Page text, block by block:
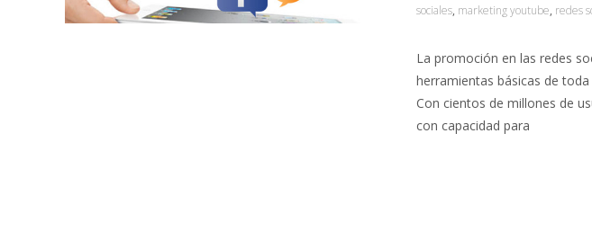
sociales, marketing youtube, redes
La promoción en las redes
herramientas básicas de
Con cientos de millones de
con capacidad para